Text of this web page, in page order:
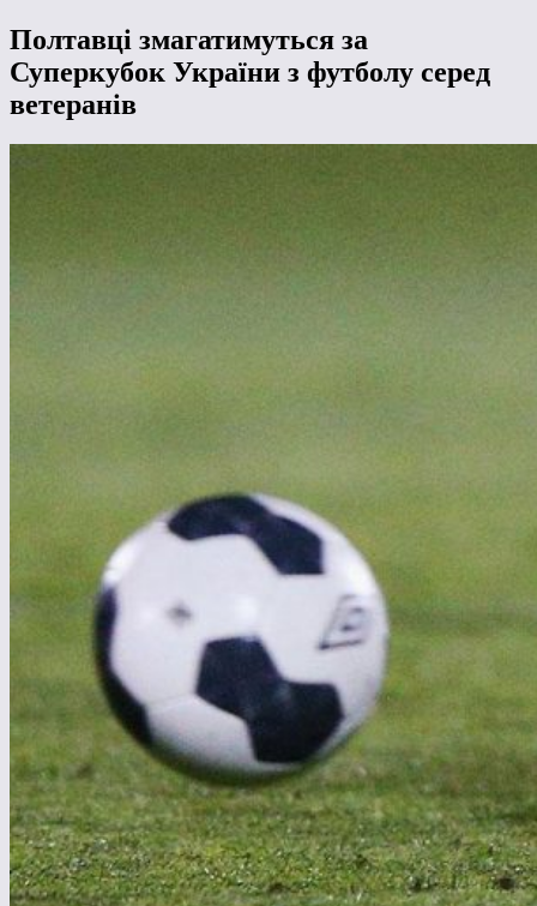
Полтавці змагатимуться за
Суперкубок України з футболу серед
ветеранів